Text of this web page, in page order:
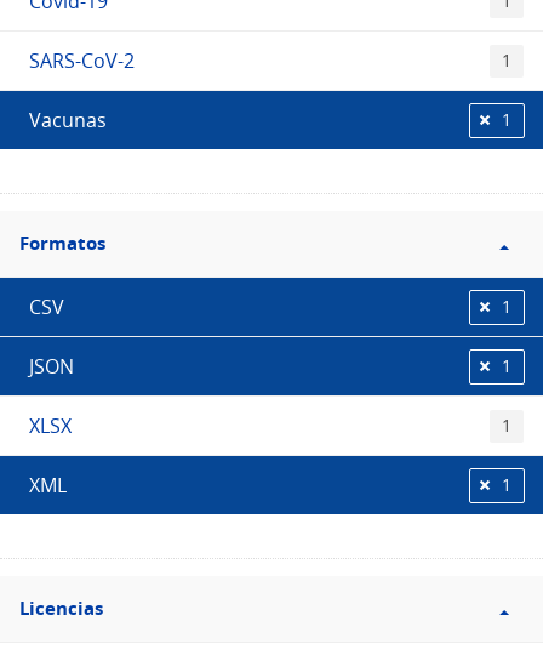
SARS-CoV-2 1
Vacunas 1
Filtro
Formatos
Formatos
CSV 1
JSON 1
XLSX 1
XML 1
Filtro
Licencias
Licencias